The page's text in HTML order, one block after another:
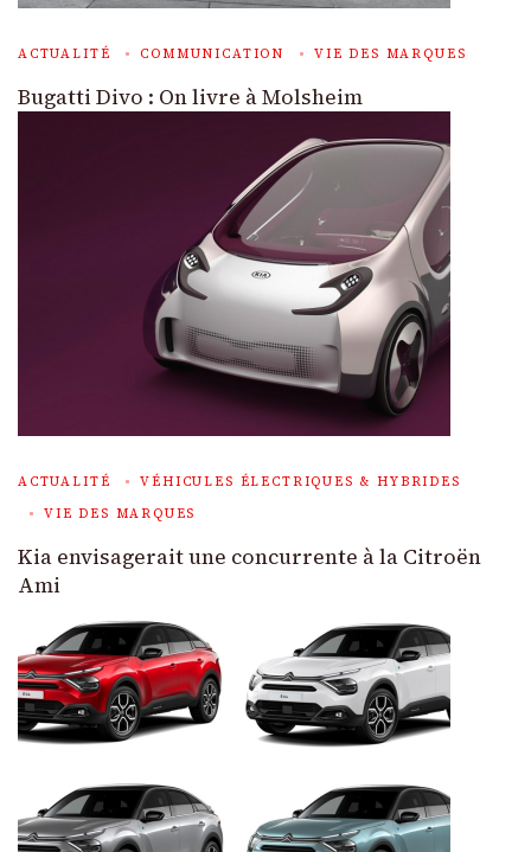
ACTUALITÉ COMMUNICATION VIE DES MARQUES
Bugatti Divo : On livre à Molsheim
ACTUALITÉ
VÉHICULES ÉLECTRIQUES & HYBRIDES
VIE DES MARQUES
Kia envisagerait une concurrente à la Citroën
Ami